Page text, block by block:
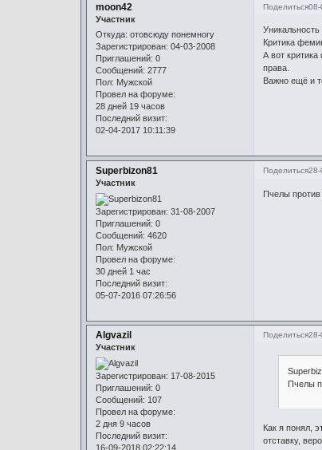
Поделиться08-
moon42
Участник
Откуда: отовсюду понемногу
Зарегистрирован: 04-03-2008
Приглашений: 0
Сообщений: 2777
Пол: Мужской
Провел на форуме:
28 дней 19 часов
Последний визит:
02-04-2017 10:11:39
Критика
А вот
права.
Важно ещё и
Поделиться28-
Superbizon81
Участник
Зарегистрирован: 31-08-2007
Приглашений: 0
Сообщений: 4620
Пол: Мужской
Провел на форуме:
30 дней 1 час
Последний визит:
05-07-2016 07:26:56
Пчелы против
Поделиться28-
Algvazil
Участник
Зарегистрирован: 17-08-2015
Приглашений: 0
Сообщений: 107
Провел на форуме:
2 дня 9 часов
Последний визит:
16-09-2018 02:22:14
Пчелы
Как я понял,
отставку,